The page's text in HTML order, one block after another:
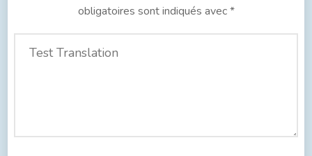
obligatoires sont indiqués avec*